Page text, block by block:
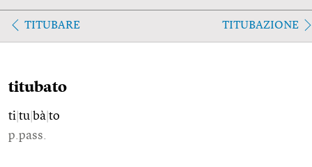
TITUBARE TITUBAZIONE
titubato
ti tu bà to
p.pass.